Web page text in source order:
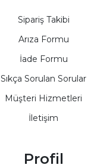
Sipariş Takibi
Arıza Formu
İade Formu
Sıkça Sorulan Sorular
Müşteri Hizmetleri
İletişim
Profil